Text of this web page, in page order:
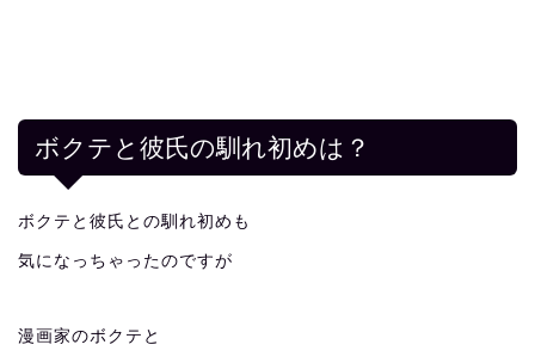
ボクテと彼氏の馴れ初めは？
ボクテと彼氏との馴れ初めも
気になっちゃったのですが
漫画家のボクテと